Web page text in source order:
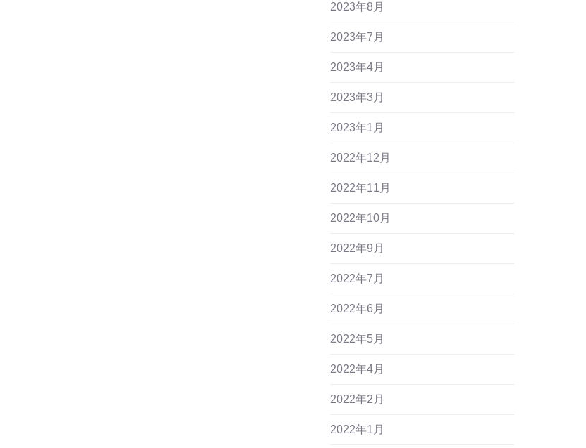
2023年8月
2023年7月
2023年4月
2023年3月
2023年1月
2022年12月
2022年11月
2022年10月
2022年9月
2022年7月
2022年6月
2022年5月
2022年4月
2022年2月
2022年1月